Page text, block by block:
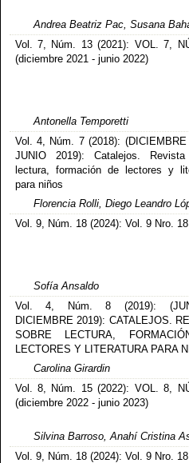
Andrea Beatriz Pac, Susana
Vol. 7, Núm. 13 (2021): VOL. 7,
(diciembre 2021 - junio 2022)
Antonella Temporetti
Vol. 4, Núm. 7 (2018):
JUNIO 2019): Catalejos.
lectura, formación de lectores y
para niños
Florencia Rolli, Diego Leandro
Vol. 9, Núm. 18 (2024): Vol. 9 Nro. 18
Sofía Ansaldo
Vol. 4, Núm. 8 (2019):
DICIEMBRE 2019): CATALEJOS.
SOBRE LECTURA,
LECTORES Y LITERATURA PARA
Carolina Girardin
Vol. 8, Núm. 15 (2022): VOL. 8,
(diciembre 2022 - junio 2023)
Silvina Barroso, Anahí Cristina
Vol. 9, Núm. 18 (2024): Vol. 9 Nro. 18